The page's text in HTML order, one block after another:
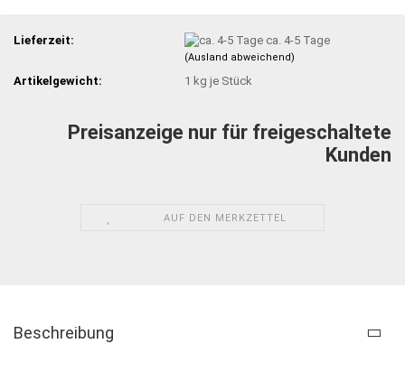
Lieferzeit: ca. 4-5 Tage
(Ausland abweichend)
Artikelgewicht: 1 kg je Stück
Preisanzeige nur für freigeschaltete
Kunden
AUF DEN MERKZETTEL
Beschreibung